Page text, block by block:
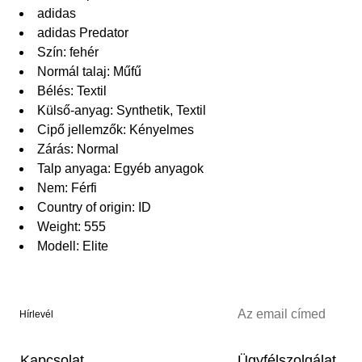
adidas
adidas Predator
Szín: fehér
Normál talaj: Műfű
Bélés: Textil
Külső-anyag: Synthetik, Textil
Cipő jellemzők: Kényelmes
Zárás: Normal
Talp anyaga: Egyéb anyagok
Nem: Férfi
Country of origin: ID
Weight: 555
Modell: Elite
Hírlevél